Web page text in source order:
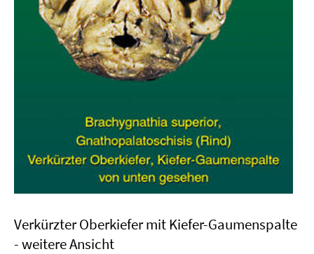
Verkürzter Oberkiefer mit Kiefer-Gaumenspalte
- weitere Ansicht